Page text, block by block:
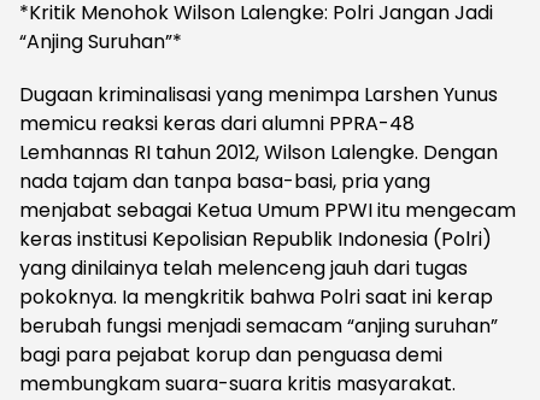
*Kritik Menohok Wilson Lalengke: Polri Jangan Jadi
“Anjing Suruhan”*
Dugaan kriminalisasi yang menimpa Larshen Yunus
memicu reaksi keras dari alumni PPRA-48
Lemhannas RI tahun 2012, Wilson Lalengke. Dengan
nada tajam dan tanpa basa-basi, pria yang
menjabat sebagai Ketua Umum PPWI itu mengecam
keras institusi Kepolisian Republik Indonesia (Polri)
yang dinilainya telah melenceng jauh dari tugas
pokoknya. Ia mengkritik bahwa Polri saat ini kerap
berubah fungsi menjadi semacam “anjing suruhan”
bagi para pejabat korup dan penguasa demi
membungkam suara-suara kritis masyarakat.